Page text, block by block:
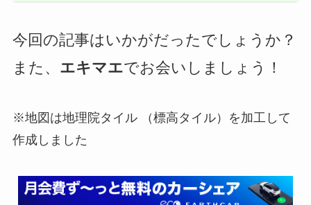
今回の記事はいかがだったでしょうか？
また、 エキマエでお会いしましょう！
※地図は地理院タイル （標高タイル）を加工して
作成しました